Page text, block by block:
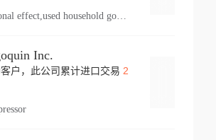
personal effect,used household goods
Inc.
户，此公司累计进口交易 2